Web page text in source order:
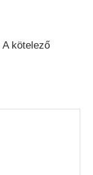
A kötelező